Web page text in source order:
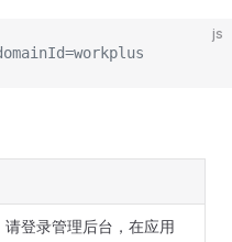
js
登录管理后台，在应用